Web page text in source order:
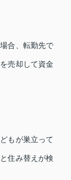
合、転勤先で
売却して資金
もが巣立って
住み替えが検